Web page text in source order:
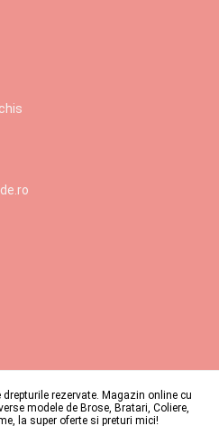
rezervate. Magazin online cu
modele de Brose, Bratari, Coliere,
la super oferte si preturi mici!